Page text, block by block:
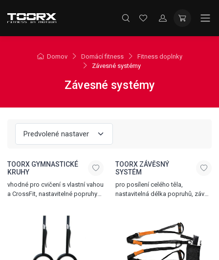
Domov Domácí fitness
Fitness doplnky
Závesné systémy
Závesné systémy
TOORX GYMNASTICKÉ
KRUHY
vhodné pro cvičení s vlastní vahou
a CrossFit, nastavitelné popruhy
TOORX ZÁVĚSNÝ
SYSTÉM
pro posílení celého těla,
nastavitelná délka popruhů, závěs